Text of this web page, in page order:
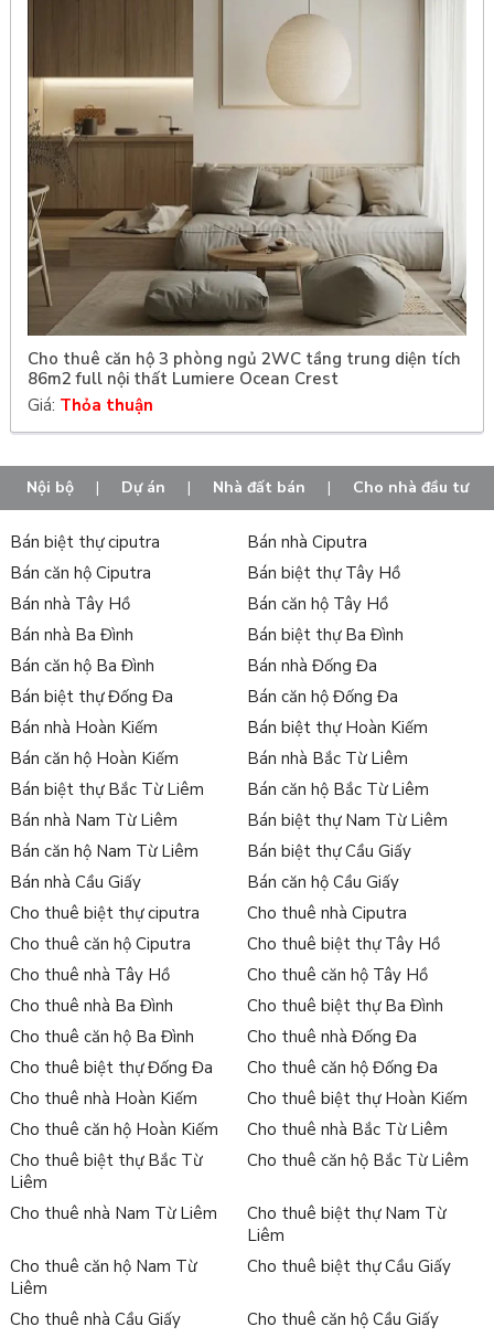
Cho thuê căn hộ 3 phòng ngủ 2WC tầng trung diện tích
86m2 full nội thất Lumiere Ocean Crest
Giá: Thỏa thuận
Nội bộ | Dự án | Nhà đất bán | Cho nhà đầu tư
Bán biệt thự ciputra
Bán nhà Ciputra
Bán căn hộ Ciputra
Bán biệt thự Tây Hồ
Bán nhà Tây Hồ
Bán căn hộ Tây Hồ
Bán nhà Ba Đình
Bán biệt thự Ba Đình
Bán căn hộ Ba Đình
Bán nhà Đống Đa
Bán biệt thự Đống Đa
Bán căn hộ Đống Đa
Bán nhà Hoàn Kiếm
Bán biệt thự Hoàn Kiếm
Bán căn hộ Hoàn Kiếm
Bán nhà Bắc Từ Liêm
Bán biệt thự Bắc Từ Liêm
Bán căn hộ Bắc Từ Liêm
Bán nhà Nam Từ Liêm
Bán biệt thự Nam Từ Liêm
Bán căn hộ Nam Từ Liêm
Bán biệt thự Cầu Giấy
Bán nhà Cầu Giấy
Bán căn hộ Cầu Giấy
Cho thuê biệt thự ciputra
Cho thuê nhà Ciputra
Cho thuê căn hộ Ciputra
Cho thuê biệt thự Tây Hồ
Cho thuê nhà Tây Hồ
Cho thuê căn hộ Tây Hồ
Cho thuê nhà Ba Đình
Cho thuê biệt thự Ba Đình
Cho thuê căn hộ Ba Đình
Cho thuê nhà Đống Đa
Cho thuê biệt thự Đống Đa
Cho thuê căn hộ Đống Đa
Cho thuê nhà Hoàn Kiếm
Cho thuê biệt thự Hoàn Kiếm
Cho thuê căn hộ Hoàn Kiếm
Cho thuê nhà Bắc Từ Liêm
Cho thuê biệt thự Bắc Từ
Liêm
Cho thuê căn hộ Bắc Từ Liêm
Cho thuê nhà Nam Từ Liêm
Cho thuê biệt thự Nam Từ
Liêm
Cho thuê căn hộ Nam Từ
Liêm
Cho thuê biệt thự Cầu Giấy
Cho thuê nhà Cầu Giấy
Cho thuê căn hộ Cầu Giấy